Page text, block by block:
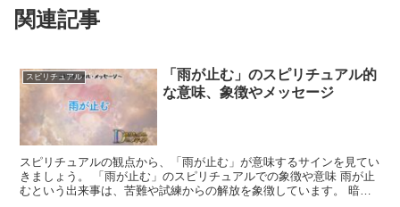
関連記事
スピリチュアル
「雨が止む」のスピリチュアル的
な意味、象徴やメッセージ
スピリチュアルの観点から、「雨が止む」が意味するサインを見てい
きましょう。 「雨が止む」のスピリチュアルでの象徴や意味 雨が止
むという出来事は、苦難や試練からの解放を象徴しています。 暗雲